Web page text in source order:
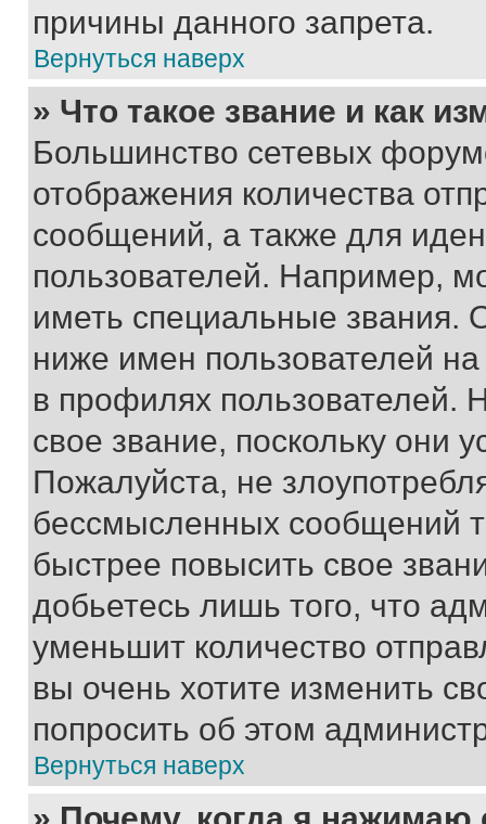
причины данного запрета.
Вернуться наверх
» Что такое звание и как
Большинство сетевых
отображения количества
сообщений, а также для
пользователей. Например,
иметь специальные звания.
ниже имен пользователей
в профилях
свое звание, поскольку они
Пожалуйста, не
бессмысленных сообщений
быстрее повысить свое
добьетесь лишь того, что
уменьшит количество
вы очень хотите изменить
попросить об этом
Вернуться наверх